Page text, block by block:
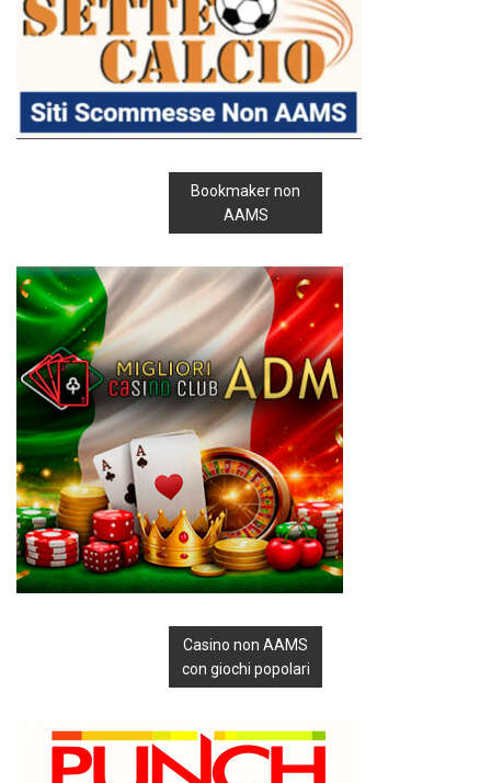
Bookmaker non
AAMS
Casino non AAMS
con giochi popolari